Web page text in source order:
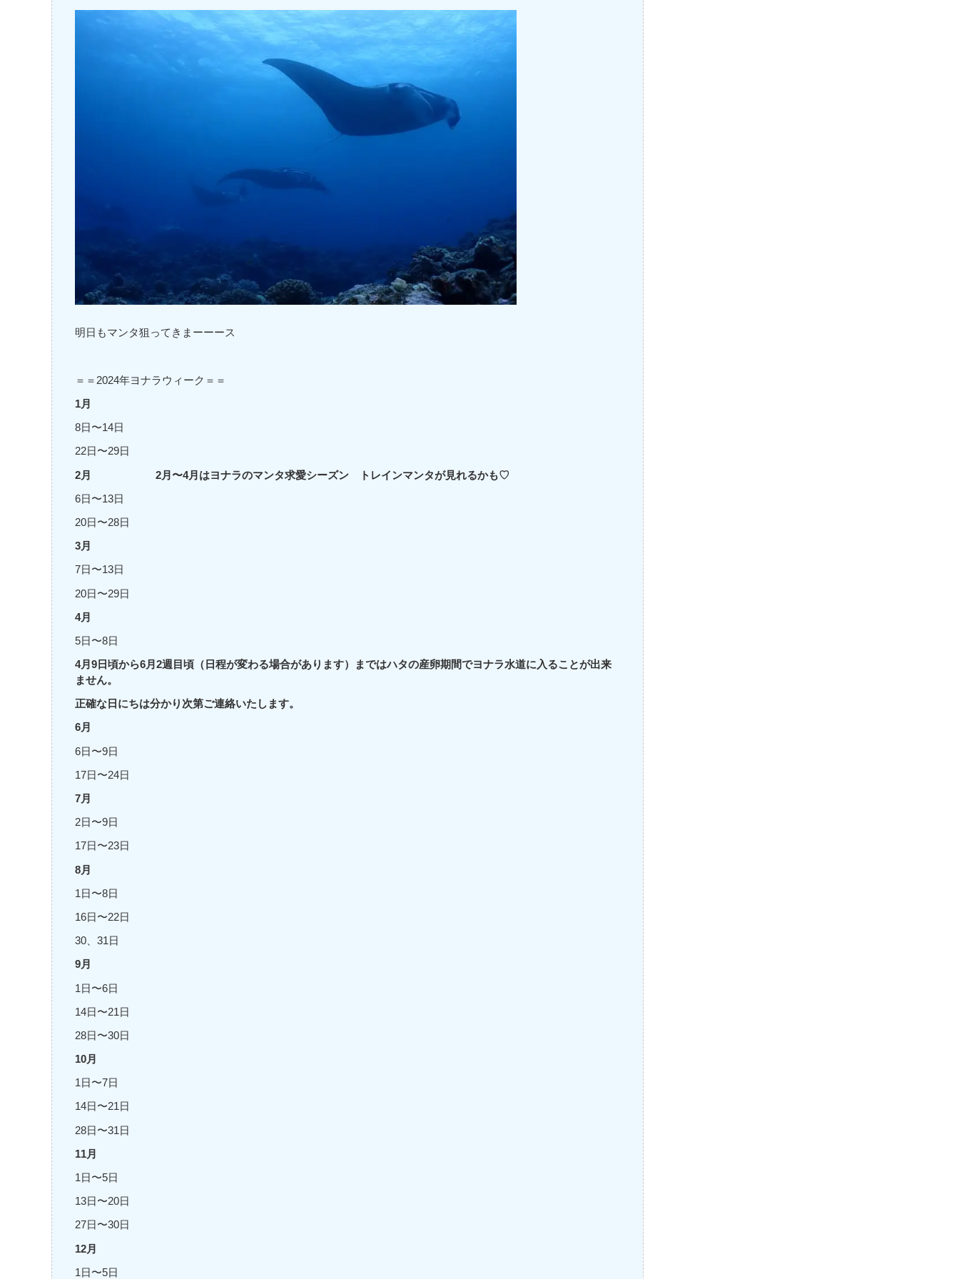
明日もマンタ狙ってきまーーース
＝＝2024年ヨナラウィーク＝＝
1月
8日〜14日
22日〜29日
2月 2月〜4月はヨナラのマンタ求愛シーズン トレインマンタが見れるかも♡
6日〜13日
20日〜28日
3月
7日〜13日
20日〜29日
4月
5日〜8日
4月9日頃から6月2週目頃（日程が変わる場合があります）まではハタの産卵期間でヨナラ水道に入ることが出来
ません。
正確な日にちは分かり次第ご連絡いたします。
6月
6日〜9日
17日〜24日
7月
2日〜9日
17日〜23日
8月
1日〜8日
16日〜22日
30、31日
9月
1日〜6日
14日〜21日
28日〜30日
10月
1日〜7日
14日〜21日
28日〜31日
11月
1日〜5日
13日〜20日
27日〜30日
12月
1日〜5日